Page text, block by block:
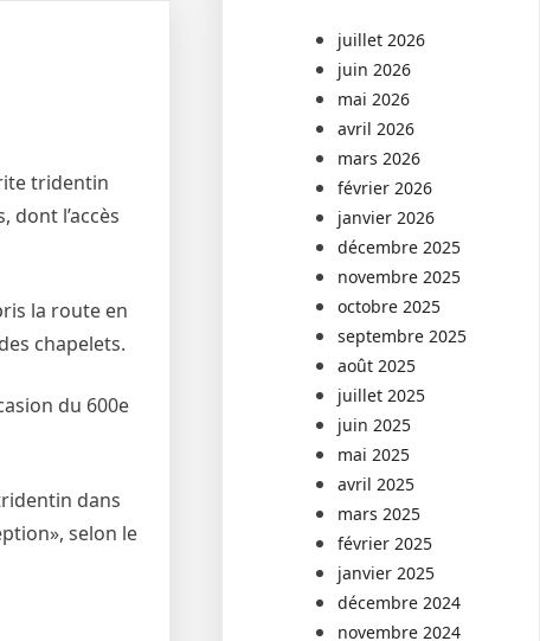
tridentin
dont l’accès
la route en
chapelets.
du 600e
dans
selon le
juillet 2026
juin 2026
mai 2026
avril 2026
mars 2026
février 2026
janvier 2026
décembre 2025
novembre 2025
octobre 2025
septembre 2025
août 2025
juillet 2025
juin 2025
mai 2025
avril 2025
mars 2025
février 2025
janvier 2025
décembre 2024
novembre 2024